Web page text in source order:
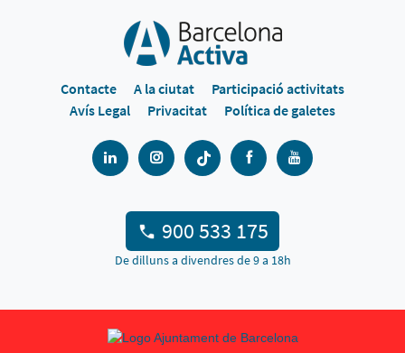
Contacte A la ciutat
Participació activitats
Avís Legal
Privacitat Política de galetes
900 533 175
De dilluns a divendres de 9 a 18h